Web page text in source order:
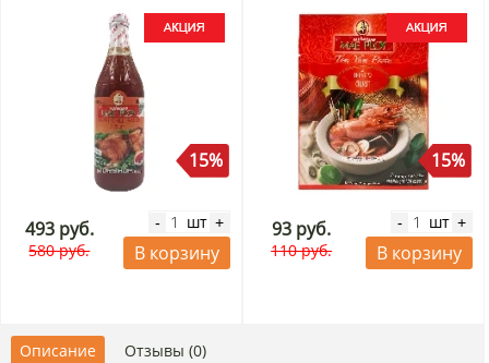
15%
493 руб.
580 руб.
- шт +
В корзину
15%
93 руб.
110 руб.
- шт +
В корзину
Описание Отзывы (0)